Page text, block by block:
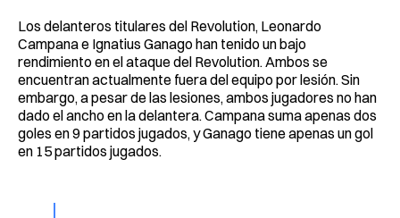
Los delanteros titulares del Revolution, Leonardo
Campana e Ignatius Ganago han tenido un bajo
rendimiento en el ataque del Revolution. Ambos se
encuentran actualmente fuera del equipo por lesión. Sin
embargo, a pesar de las lesiones, ambos jugadores no han
dado el ancho en la delantera. Campana suma apenas dos
goles en 9 partidos jugados, y Ganago tiene apenas un gol
en 15 partidos jugados.